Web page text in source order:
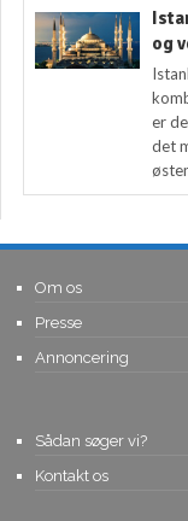
og
er
det
Om os
Presse
Annoncering
Sådan søger vi?
Kontakt os